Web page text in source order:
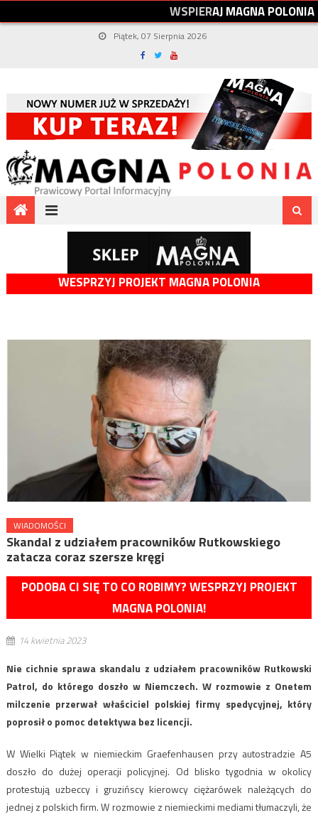
WSPIERAJMAGNAPOLONIA
Piątek, 07 Sierpnia 2026
WESPRZYJ PROJEKT MAGNA POLONIA
WIADOMOŚCI
Skandal z udziałem pracowników Rutkowskiego
zatacza coraz szersze kręgi
PODOBA CI SIĘ TO CO ROBIMY? WESPRZYJ PROJEKT
MAGNA POLONIA!
14 kwietnia 2023
Nie cichnie sprawa skandalu z udziałem pracowników Rutkowski
Patrol, do którego doszło w Niemczech. W rozmowie z Onetem
milczenie przerwał właściciel polskiej firmy spedycyjnej, który
poprosił o pomoc detektywa bez licencji.
W Wielki Piątek w niemieckim Graefenhausen przy autostradzie A5
doszło do dużej operacji policyjnej. Od blisko tygodnia w okolicy
protestują uzbeccy i gruzińscy kierowcy ciężarówek należących do
jednej z polskich firm. W rozmowie z niemieckimi mediami tłumaczyli, że